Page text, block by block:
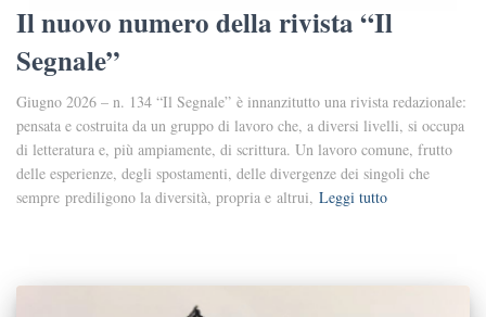
Il nuovo numero della rivista “Il
Segnale”
Giugno 2026 – n. 134 “Il Segnale” è innanzitutto una rivista redazionale:
pensata e costruita da un gruppo di lavoro che, a diversi livelli, si occupa
di letteratura e, più ampiamente, di scrittura. Un lavoro comune, frutto
delle esperienze, degli spostamenti, delle divergenze dei singoli che
sempre prediligono la diversità, propria e altrui, Leggi tutto